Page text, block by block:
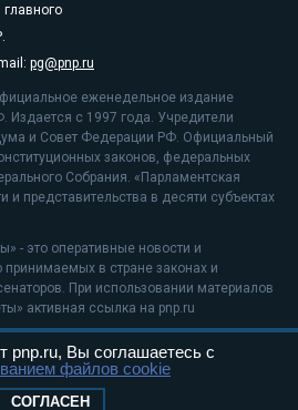
pg@pnp.ru
еженедельное издание
Издается с 1997 года. Учредители
и Совет Федерации РФ. Официальный
законов, федеральных
Собрания. «Парламентская
и представительства в десяти субъектах
- это оперативные новости и
в стране законах и
При использовании материалов
активная ссылка на pnp.ru
применяютсярекомендательные
данных
pnp.ru, Вы соглашаетесь с
файлов cookie
СОГЛАСЕН